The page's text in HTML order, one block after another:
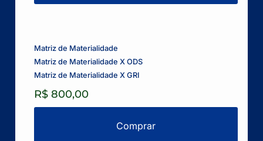
Matriz de Materialidade
Matriz de Materialidade X ODS
Matriz de Materialidade X GRI
R$ 800,00
Comprar